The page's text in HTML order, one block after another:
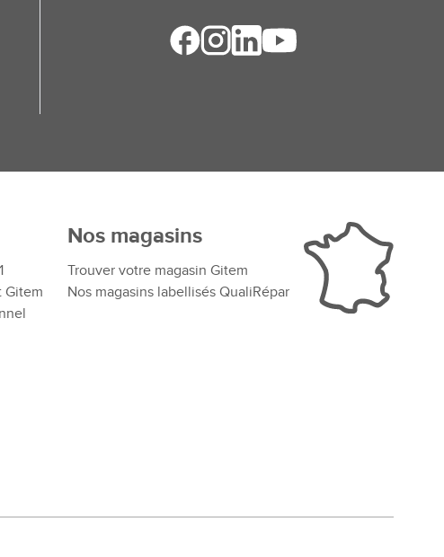
Gitem
Nos magasins
Trouver votre magasin Gitem
Nos magasins labellisés QualiRépar